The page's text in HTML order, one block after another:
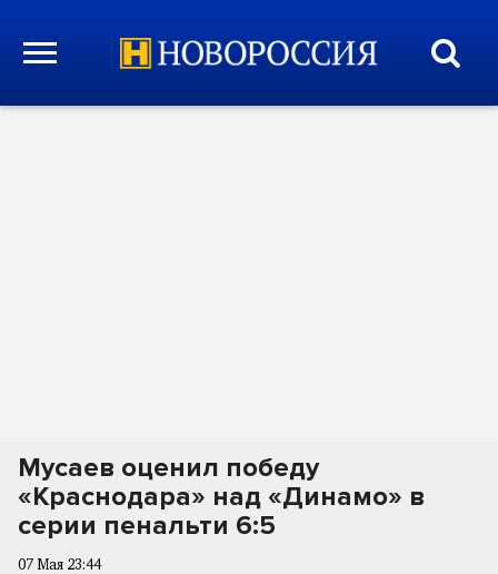
Мусаев оценил победу
«Краснодара» над «Динамо» в
серии пенальти 6:5
07 Мая 23:44